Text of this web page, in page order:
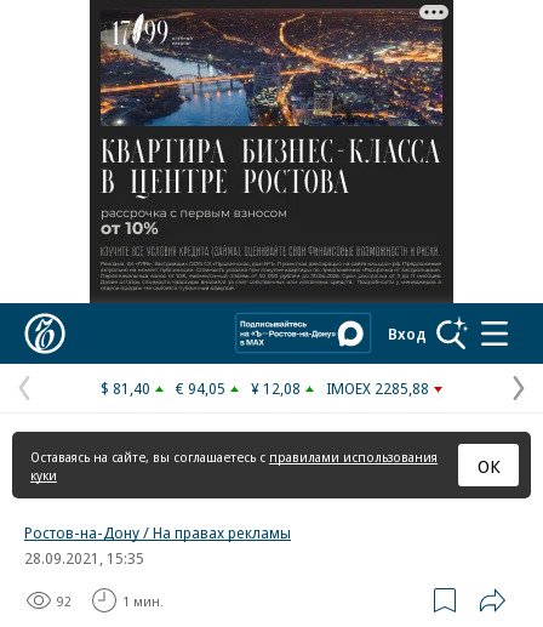
Реклама в «Ъ» www.kommersant.ru/ad
Вход
Предыдущая
страница
$ 81,40 € 94,05 ¥ 12,08 IMOEX 2285,88
Оставаясь на сайте, вы соглашаетесь с правилами использования
куки
ОК
Ростов-на-Дону / На правах рекламы
28.09.2021, 15:35
92 1 мин.